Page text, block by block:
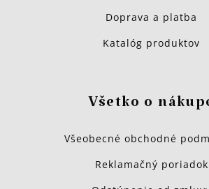
Doprava a platba
Katalóg produktov
Všetko o
Všeobecné obchodné
Reklamačný poriadok